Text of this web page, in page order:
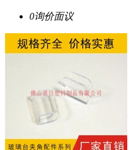
0询价面议